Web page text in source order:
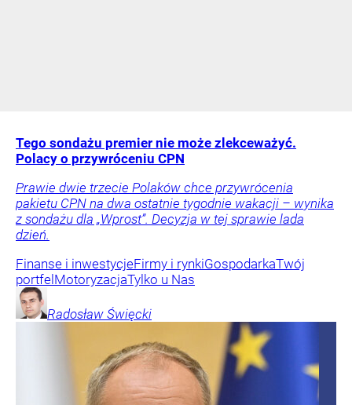
Tego sondażu premier nie może zlekceważyć.
Polacy o przywróceniu CPN
Prawie dwie trzecie Polaków chce przywrócenia
pakietu CPN na dwa ostatnie tygodnie wakacji – wynika
z sondażu dla „Wprost”. Decyzja w tej sprawie lada
dzień.
Finanse i inwestycjeFirmy i rynkiGospodarkaTwój
portfelMotoryzacjaTylko u Nas
Radosław Święcki